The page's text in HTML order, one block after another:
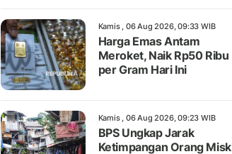
Kamis , 06 Aug 2026, 09:33 WIB
Harga Emas Antam
Meroket, Naik Rp50 Ribu
per Gram Hari Ini
Kamis , 06 Aug 2026, 09:23 WIB
BPS Ungkap Jarak
Ketimpangan Orang